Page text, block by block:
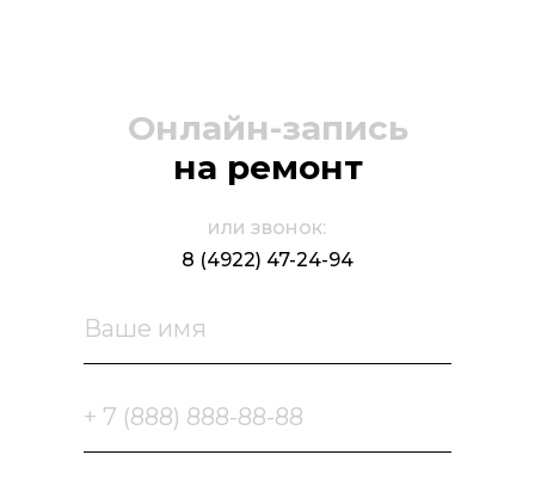
Онлайн-запись
на ремонт
или звонок:
8 (4922) 47-24-94